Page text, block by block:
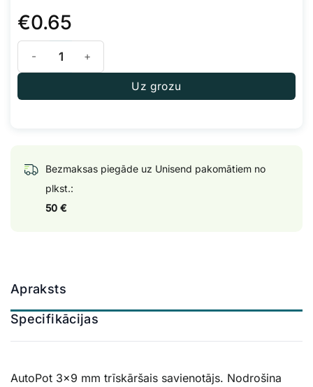
€0.65
AutoPot Tee 9 mm T veida savienotājs daudzums
Uz grozu
Bezmaksas piegāde uz Unisend pakomātiem no
plkst.:
50 €
Apraksts
Specifikācijas
AutoPot 3×9 mm trīskāršais savienotājs. Nodrošina